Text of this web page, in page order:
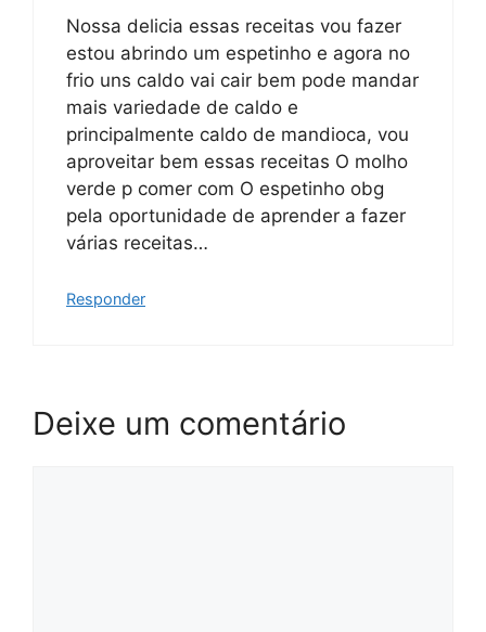
Nossa delicia essas receitas vou fazer
estou abrindo um espetinho e agora no
frio uns caldo vai cair bem pode mandar
mais variedade de caldo e
principalmente caldo de mandioca, vou
aproveitar bem essas receitas O molho
verde p comer com O espetinho obg
pela oportunidade de aprender a fazer
várias receitas…
Responder
Deixe um comentário